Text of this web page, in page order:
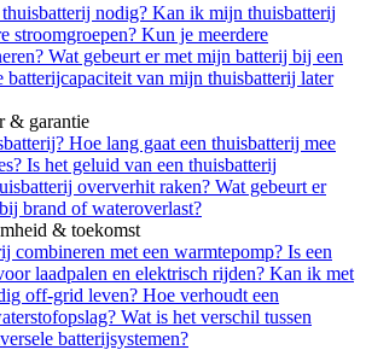
nodig? Kan ik mijn thuisbatterij
stroomgroepen? Kun je meerdere
Wat gebeurt er met mijn batterij bij een
batterijcapaciteit van mijn thuisbatterij later
& garantie
Hoe lang gaat een thuisbatterij mee
Is het geluid van een thuisbatterij
oververhit raken? Wat gebeurt er
brand of wateroverlast?
& toekomst
combineren met een warmtepomp? Is een
laadpalen en elektrisch rijden? Kan ik met
off-grid leven? Hoe verhoudt een
Wat is het verschil tussen
batterijsystemen?